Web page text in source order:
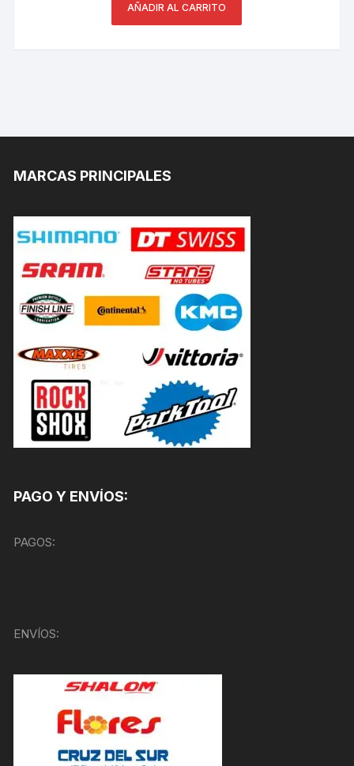
AÑADIR AL CARRITO
MARCAS PRINCIPALES
PAGO Y ENVÍOS:
PAGOS:
ENVÍOS: